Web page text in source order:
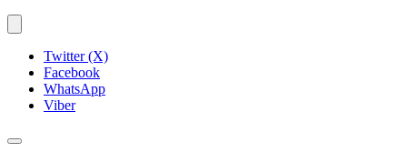
Twitter (X)
Facebook
WhatsApp
Viber